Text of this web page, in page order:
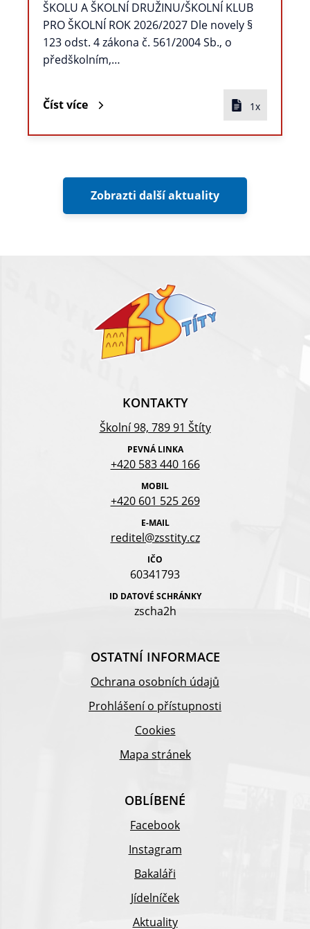
ŠKOLU A ŠKOLNÍ DRUŽINU/ŠKOLNÍ KLUB
PRO ŠKOLNÍ ROK 2026/2027 Dle novely §
123 odst. 4 zákona č. 561/2004 Sb., o
předškolním,…
Číst více 1x
Zobrazti další aktuality
KONTAKTY
Školní 98, 789 91 Štíty
PEVNÁ LINKA
+420 583 440 166
MOBIL
+420 601 525 269
E-MAIL
reditel@zsstity.cz
IČO
60341793
ID DATOVÉ SCHRÁNKY
zscha2h
OSTATNÍ INFORMACE
Ochrana osobních údajů
Prohlášení o přístupnosti
Cookies
Mapa stránek
OBLÍBENÉ
Facebook
Instagram
Bakaláři
Jídelníček
Aktuality